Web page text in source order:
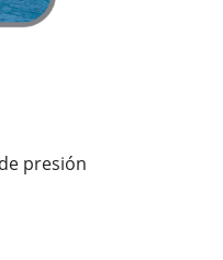
presión